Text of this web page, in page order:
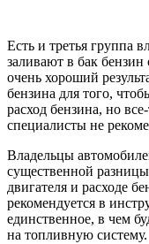
Есть и третья группа
заливают в бак бензин
очень хороший
бензина для того,
расход бензина, но
специалисты не
Владельцы
существенной
двигателя и расходе
рекомендуется в
единственное, в чем
на топливную систему.